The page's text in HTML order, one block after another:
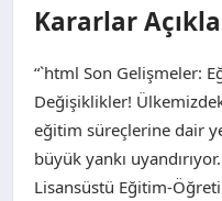
KÜLTÜR SANAT
SAĞLIK
TEKNOLOJI
Kararlar
“`html Son Gelişmeler:
Değişiklikler!
eğitim süreçlerine dair
büyük yankı
Lisansüstü Eğitim-